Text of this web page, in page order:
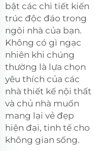
bật các chi tiết kiến
trúc độc đáo trong
ngôi nhà của bạn.
Không có gì ngạc
nhiên khi chúng
thường là lựa chọn
yêu thích của các
nhà thiết kế nội thất
và chủ nhà muốn
mang lại vẻ đẹp
hiện đại, tinh tế cho
không gian sống.